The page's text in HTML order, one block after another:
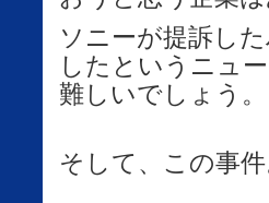
ソニーが提訴し
したというニュ
難しいでしょう。
そして、この事件